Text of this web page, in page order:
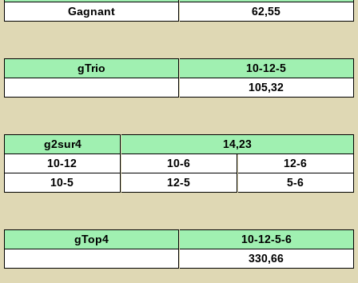
Gagnant
62,55
gTrio
10-12-5
105,32
g2sur4
14,23
10-12
10-6
12-6
10-5
12-5 5-6
gTop4
10-12-5-6
330,66